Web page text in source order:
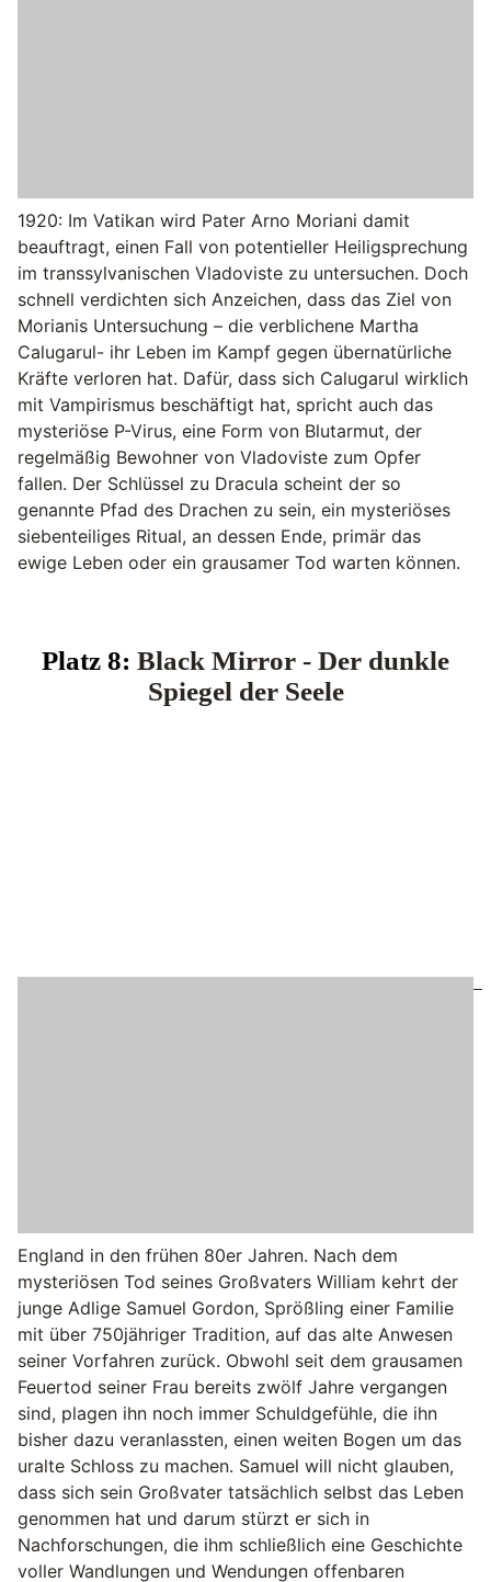
1920: Im Vatikan wird Pater Arno Moriani damit
beauftragt, einen Fall von potentieller Heiligsprechung
im transsylvanischen Vladoviste zu untersuchen. Doch
schnell verdichten sich Anzeichen, dass das Ziel von
Morianis Untersuchung – die verblichene Martha
Calugarul- ihr Leben im Kampf gegen übernatürliche
Kräfte verloren hat. Dafür, dass sich Calugarul wirklich
mit Vampirismus beschäftigt hat, spricht auch das
mysteriöse P-Virus, eine Form von Blutarmut, der
regelmäßig Bewohner von Vladoviste zum Opfer
fallen. Der Schlüssel zu Dracula scheint der so
genannte Pfad des Drachen zu sein, ein mysteriöses
siebenteiliges Ritual, an dessen Ende, primär das
ewige Leben oder ein grausamer Tod warten können.
Platz 8: Black Mirror - Der dunkle
Spiegel der Seele
England in den frühen 80er Jahren. Nach dem
mysteriösen Tod seines Großvaters William kehrt der
junge Adlige Samuel Gordon, Sprößling einer Familie
mit über 750jähriger Tradition, auf das alte Anwesen
seiner Vorfahren zurück. Obwohl seit dem grausamen
Feuertod seiner Frau bereits zwölf Jahre vergangen
sind, plagen ihn noch immer Schuldgefühle, die ihn
bisher dazu veranlassten, einen weiten Bogen um das
uralte Schloss zu machen. Samuel will nicht glauben,
dass sich sein Großvater tatsächlich selbst das Leben
genommen hat und darum stürzt er sich in
Nachforschungen, die ihm schließlich eine Geschichte
voller Wandlungen und Wendungen offenbaren